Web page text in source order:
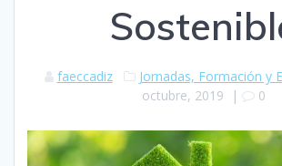
faeccadiz Jornadas, Formación y
octubre, 2019 | 0